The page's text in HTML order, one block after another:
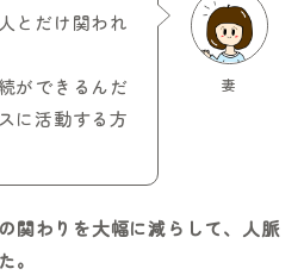
妻
とだけ関われ
ができるんだ
に活動する方
関わりを大幅に減らして、人脈
。